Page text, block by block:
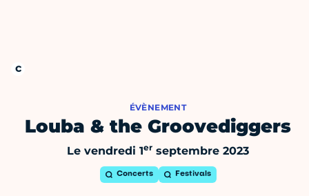
ÉVÈNEMENT
Louba & the Groovediggers
Le vendredi 1er septembre 2023
Concerts Festivals